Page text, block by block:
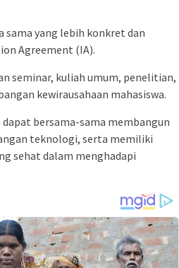
sama yang lebih konkret dan
Agreement (IA).
seminar, kuliah umum, penelitian,
kewirausahaan mahasiswa.
bersama-sama membangun
teknologi, serta memiliki
sehat dalam menghadapi